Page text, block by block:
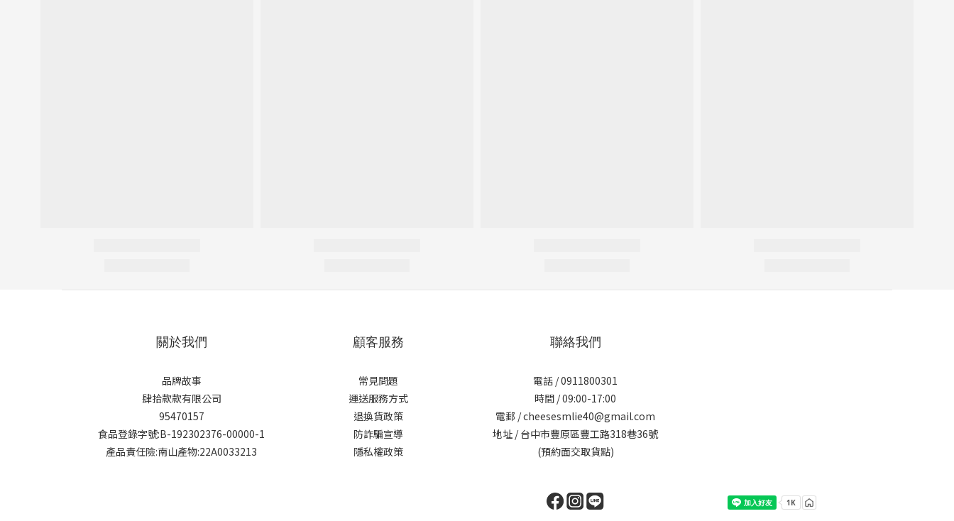
關於我們
品牌故事
肆拾款款有限公司
95470157
食品登錄字號:B-192302376-00000-1
產品責任險:南山產物:22A0033213
顧客服務
常見問題
運送服務方式
退換貨政策
防詐騙宣導
隱私權政策
聯絡我們
電話 / 0911800301
時間 / 09:00-17:00
電郵 / cheesesmlie40@gmail.com
地址 / 台中市豐原區豐工路318巷36號
(預約面交取貨點)